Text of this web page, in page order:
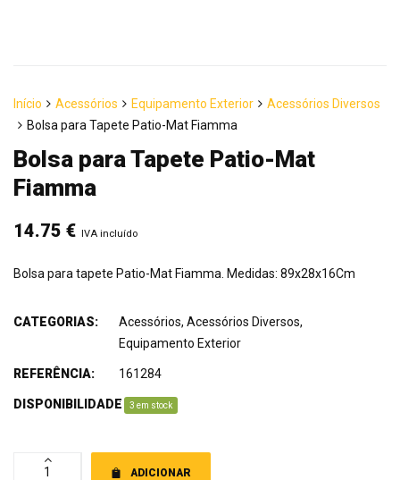
Início Acessórios Equipamento Exterior
Acessórios Diversos
Bolsa para Tapete Patio-Mat Fiamma
Bolsa para Tapete Patio-Mat
Fiamma
14.75 € IVA incluído
Bolsa para tapete Patio-Mat Fiamma. Medidas: 89x28x16Cm
ADICIONAR
CATEGORIAS: Acessórios, Acessórios Diversos,
Equipamento Exterior
REFERÊNCIA: 161284
DISPONIBILIDADE: 3 em stock